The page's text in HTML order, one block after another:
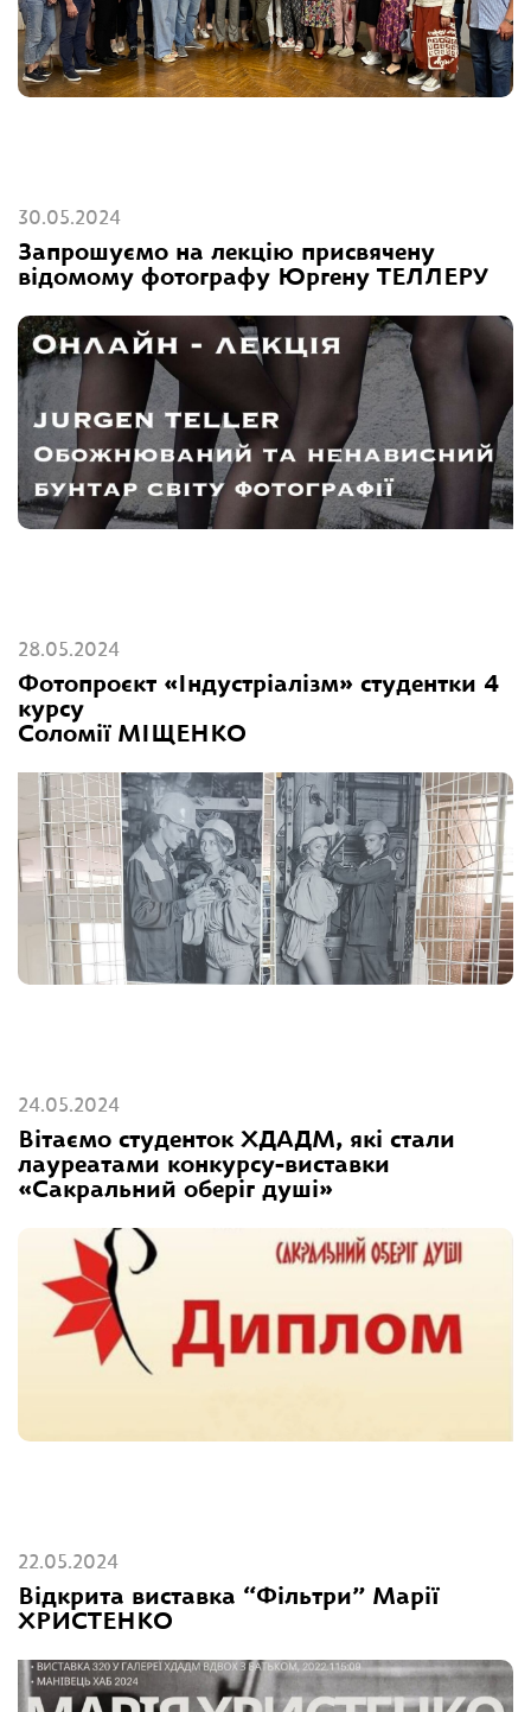
30.05.2024
Запрошуємо на лекцію присвячену
відомому фотографу Юргену ТЕЛЛЕРУ
28.05.2024
Фотопроєкт «Індустріалізм» студентки 4
курсу
Соломії МІЩЕНКО
24.05.2024
Вітаємо студенток ХДАДМ, які стали
лауреатами конкурсу-виставки
«Сакральний оберіг душі»
22.05.2024
Відкрита виставка “Фільтри” Марії
ХРИСТЕНКО